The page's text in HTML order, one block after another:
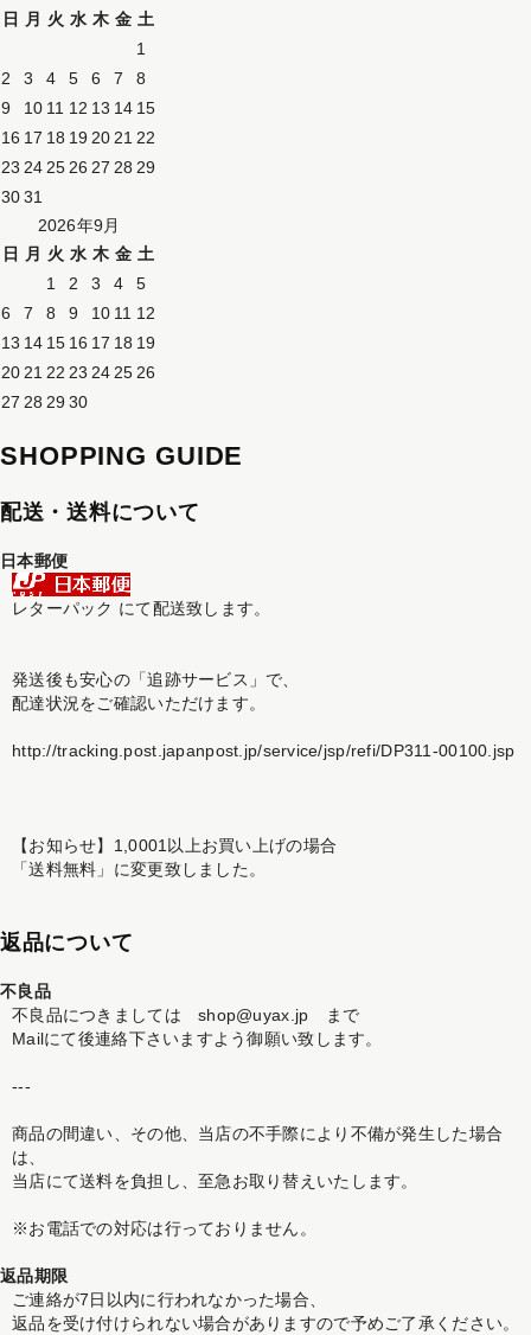
日
月 火 水 木 金 土
1
2
3 4 5 6 7
8
9
10 11 12 13 14 15
16 17 18 19 20 21 22
23 24 25 26 27 28 29
3031
2026年9月
日
月 火 水 木 金 土
1
2 3 4
5
6
7 8 9 10 11 12
13 14 15 16 17 18 19
20 21 22 23 24 25 26
27 28 2930
SHOPPING GUIDE
配送・送料について
日本郵便
レターパック にて配送致します。
発送後も安心の「追跡サービス」で、
配達状況をご確認いただけます。
http://tracking.post.japanpost.jp/service/jsp/refi/DP311-00100.jsp
【お知らせ】1,0001以上お買い上げの場合
「送料無料」に変更致しました。
返品について
不良品
不良品につきましては shop@uyax.jp まで
Mailにて後連絡下さいますよう御願い致します。
---
商品の間違い、その他、当店の不手際により不備が発生した場合
は、
当店にて送料を負担し、至急お取り替えいたします。
※お電話での対応は行っておりません。
返品期限
ご連絡が7日以内に行われなかった場合、
返品を受け付けられない場合がありますので予めご了承ください。